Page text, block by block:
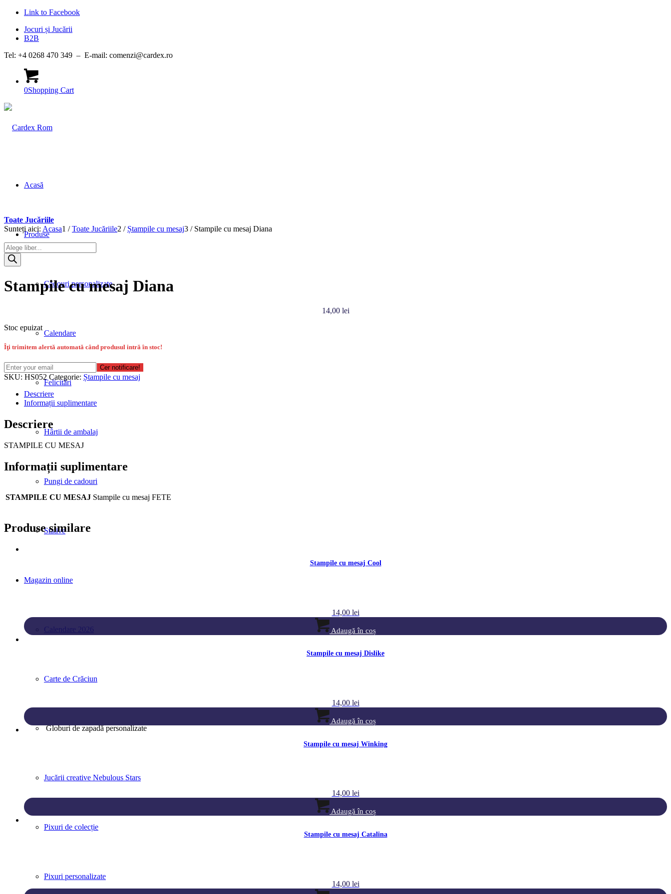
Link to Facebook
Jocuri și Jucării
B2B
Tel: +4 0268 470 349 – E-mail: comenzi@cardex.ro
0Shopping Cart
Acasă
Produse
Cadouri personalizate
Calendare
Felicitări
Hârtii de ambalaj
Pungi de cadouri
Stative
Magazin online
Calendare 2026
Carte de Crăciun
Globuri de zapadă personalizate
Jucării creative Nebulous Stars
Pixuri de colecție
Pixuri personalizate
Toate Jucăriile
Sunteți aici: Acasa1 / Toate Jucăriile2 / Ștampile cu mesaj3 / Stampile cu mesaj Diana
Products
search
Stampile cu mesaj Diana
14,00 lei
Stoc epuizat
Îţi trimitem alertă automată când produsul intră în stoc!
Cer notificare!
SKU: HS052 Categorie: Ștampile cu mesaj
Descriere
Informații suplimentare
Descriere
STAMPILE CU MESAJ
Informații suplimentare
STAMPILE CU MESAJ Stampile cu mesaj FETE
Produse similare
Stampile cu mesaj Cool
14,00 lei
Adaugă în coș
Stampile cu mesaj Dislike
14,00 lei
Adaugă în coș
Stampile cu mesaj Winking
14,00 lei
Adaugă în coș
Stampile cu mesaj Catalina
14,00 lei